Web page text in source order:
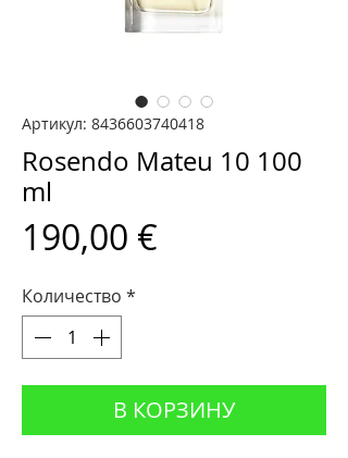
Артикул: 8436603740418
Rosendo Mateu 10 100
ml
190,00 €
Количество *
В КОРЗИНУ